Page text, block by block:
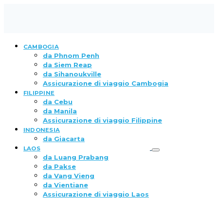
CAMBOGIA
da Phnom Penh
da Siem Reap
da Sihanoukville
Assicurazione di viaggio Cambogia
FILIPPINE
da Cebu
da Manila
Assicurazione di viaggio Filippine
INDONESIA
da Giacarta
LAOS
da Luang Prabang
da Pakse
da Vang Vieng
da Vientiane
Assicurazione di viaggio Laos